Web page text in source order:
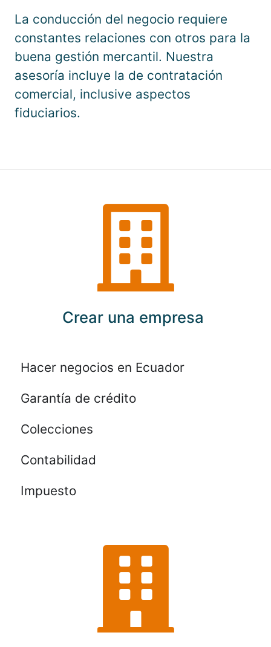
La conducción del negocio requiere
constantes relaciones con otros para la
buena gestión mercantil. Nuestra
asesoría incluye la de contratación
comercial, inclusive aspectos
fiduciarios.
Crear una empresa
Hacer negocios en Ecuador
Garantía de crédito
Colecciones
Contabilidad
Impuesto